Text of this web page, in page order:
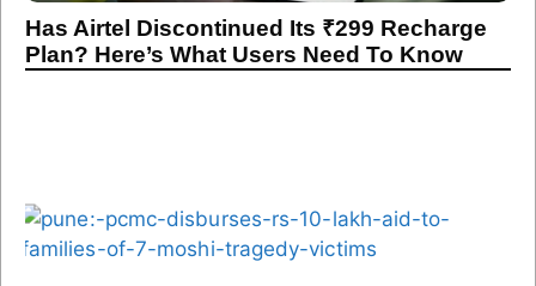
Has Airtel Discontinued Its ₹299 Recharge
Plan? Here’s What Users Need To Know